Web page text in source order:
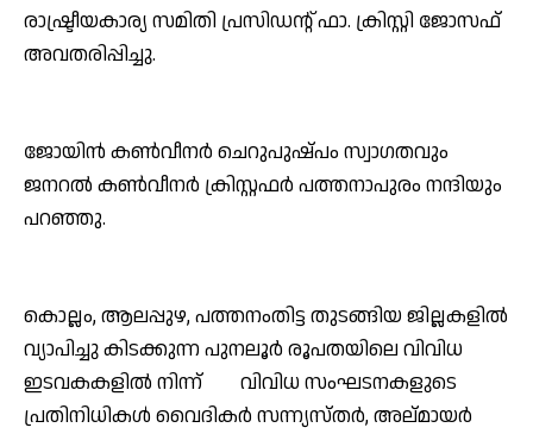
രാഷ്ട്രീയകാര്യ സമിതി പ്രസിഡന്റ് ഫാ. ക്രിസ്റ്റി ജോസഫ്
അവതരിപ്പിച്ചു.
ജോയിന്‍ കണ്‍വീനര്‍ ചെറുപുഷ്പം സ്വാഗതവും
ജനറല്‍ കണ്‍വീനര്‍ ക്രിസ്റ്റഫര്‍ പത്തനാപുരം നന്ദിയും
പറഞ്ഞു.
കൊല്ലം, ആലപ്പുഴ, പത്തനംതിട്ട തുടങ്ങിയ ജില്ലകളില്‍
വ്യാപിച്ചു കിടക്കുന്ന പുനലൂര്‍ രൂപതയിലെ വിവിധ
ഇടവകകളില്‍ നിന്ന് വിവിധ സംഘടനകളുടെ
പ്രതിനിധികള്‍ വൈദികര്‍ സന്ന്യസ്തര്‍, അല്മായര്‍